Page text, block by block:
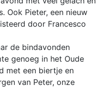
Ook Pieter, een nieuw
door Francesco
de bindavonden
genoeg in het Oude
met een biertje en
van Peter, onze